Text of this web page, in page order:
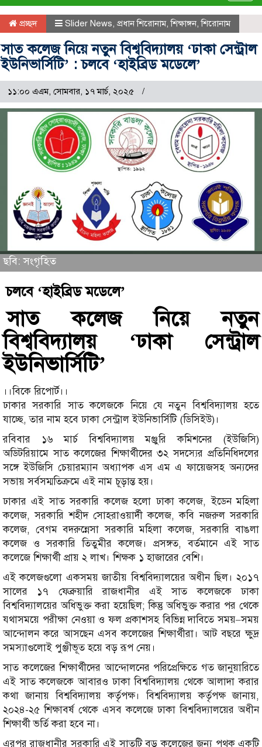
প্রচ্ছদ Slider News, প্রধান শিরোনাম,শিক্ষাঙ্গন,শিরোনাম
সাত কলেজ নিয়ে নতুন বিশ্ববিদ্যালয় ‘ঢাকা সেন্ট্রাল
ইউনিভার্সিটি’ : চলবে ‘হাইব্রিড মডেলে’
১১:০০ এএম, সোমবার, ১৭ মার্চ, ২০২৫
ছবি: সংগৃহিত
চলবে ‘হাইব্রিড মডেলে’
সাত কলেজ নিয়ে নতুন
বিশ্ববিদ্যালয় ‘ঢাকা সেন্ট্রাল
ইউনিভার্সিটি’
।।বিকে রিপোর্ট।।
ঢাকার সরকারি সাত কলেজকে নিয়ে যে নতুন বিশ্ববিদ্যালয় হতে
যাচ্ছে, তার নাম হবে ঢাকা সেন্ট্রাল ইউনিভার্সিটি (ডিসিইউ)।
রবিবার ১৬ মার্চ বিশ্ববিদ্যালয় মঞ্জুরি কমিশনের (ইউজিসি)
অডিটরিয়ামে সাত কলেজের শিক্ষার্থীদের ৩২ সদস্যের প্রতিনিধিদলের
সঙ্গে ইউজিসি চেয়ারম্যান অধ্যাপক এস এম এ ফায়েজসহ অন্যদের
সভায় সর্বসম্মতিক্রমে এই নাম চূড়ান্ত হয়।
ঢাকার এই সাত সরকারি কলেজ হলো ঢাকা কলেজ, ইডেন মহিলা
কলেজ, সরকারি শহীদ সোহরাওয়ার্দী কলেজ, কবি নজরুল সরকারি
কলেজ, বেগম বদরুন্নেসা সরকারি মহিলা কলেজ, সরকারি বাঙলা
কলেজ ও সরকারি তিতুমীর কলেজ। প্রসঙ্গত, বর্তমানে এই সাত
কলেজে শিক্ষার্থী প্রায় ২ লাখ। শিক্ষক ১ হাজারের বেশি।
এই কলেজগুলো একসময় জাতীয় বিশ্ববিদ্যালয়ের অধীন ছিল। ২০১৭
সালের ১৭ ফেব্রুয়ারি রাজধানীর এই সাত কলেজকে ঢাকা
বিশ্ববিদ্যালয়ের অধিভুক্ত করা হয়েছিল; কিন্তু অধিভুক্ত করার পর থেকে
যথাসময়ে পরীক্ষা নেওয়া ও ফল প্রকাশসহ বিভিন্ন দাবিতে সময়–সময়
আন্দোলন করে আসছেন এসব কলেজের শিক্ষার্থীরা। আট বছরে ক্ষুদ্র
সমস্যাগুলোই পুঞ্জীভূত হয়ে বড় রূপ নেয়।
সাত কলেজের শিক্ষার্থীদের আন্দোলনের পরিপ্রেক্ষিতে গত জানুয়ারিতে
এই সাত কলেজকে আবারও ঢাকা বিশ্ববিদ্যালয় থেকে আলাদা করার
কথা জানায় বিশ্ববিদ্যালয় কর্তৃপক্ষ। বিশ্ববিদ্যালয় কর্তৃপক্ষ জানায়,
২০২৪-২৫ শিক্ষাবর্ষ থেকে এসব কলেজে ঢাকা বিশ্ববিদ্যালয়ের অধীন
শিক্ষার্থী ভর্তি করা হবে না।
এরপর রাজধানীর সরকারি এই সাতটি বড় কলেজের জন্য পৃথক একটি